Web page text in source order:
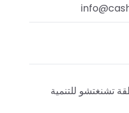
تشنغتشو للتنمية